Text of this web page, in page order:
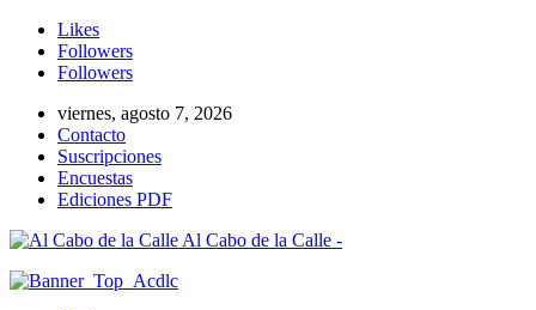
Likes
Followers
Followers
viernes, agosto 7, 2026
Contacto
Suscripciones
Encuestas
Ediciones PDF
Al Cabo de la Calle -